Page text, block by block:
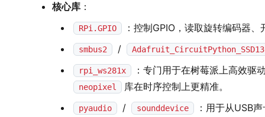
核心库 ：
RPi.GPIO ：控制GPIO，读取旋转编码器、
smbus2 /
rpi_ws281x ：专门用于在树莓派上高效驱
neopixel 库在时序控制上更精准。
pyaudio / sounddevice
：用于从USB